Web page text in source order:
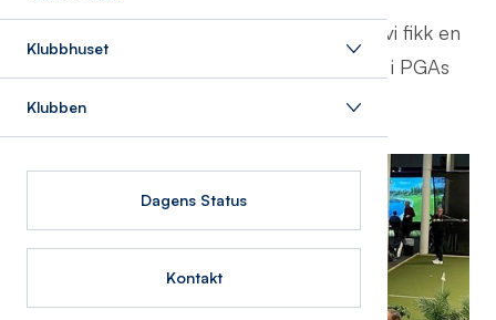
Klubbhuset
Klubben
Dagens Status
Kontakt
Full trøkk i simulatorene hele dagen, og vi fikk en
smakebit på utfordringene som venter i PGAs